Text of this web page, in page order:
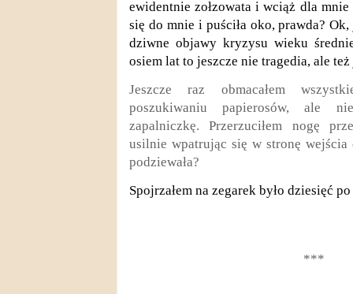
ewidentnie zołzowata i wciąż dla
się do mnie i puściła oko, prawda?
dziwne objawy kryzysu wieku
osiem lat to jeszcze nie tragedia, ale
Jeszcze raz obmacałem
poszukiwaniu papierosów, ale
zapalniczkę. Przerzuciłem nogę
usilnie wpatrując się w stronę wejścia
podziewała?
Spojrzałem na zegarek było dziesięć
***